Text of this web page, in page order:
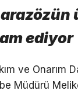
ediyor
ve Onarım
Müdürü